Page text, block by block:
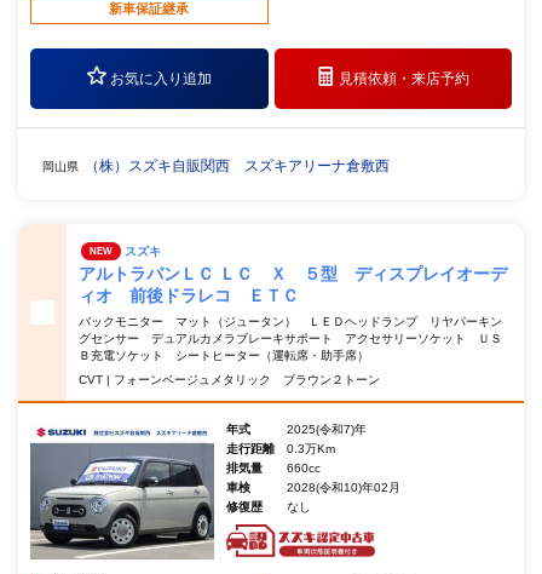
新車保証継承
お気に入り追加 見積依頼・来店予約
岡山県 （株）スズキ自販関西 スズキアリーナ倉敷西
NEW スズキ
アルトラパンＬＣ ＬＣ Ｘ ５型 ディスプレイオーデ
ィオ 前後ドラレコ ＥＴＣ
バックモニター マット（ジュータン） ＬＥＤヘッドランプ リヤパーキン
グセンサー デュアルカメラブレーキサポート アクセサリーソケット ＵＳ
Ｂ充電ソケット シートヒーター（運転席・助手席）
CVT | フォーンベージュメタリック ブラウン２トーン
年式
2025(令和7)年
走行距離
0.3万Km
排気量
660cc
車検
2028(令和10)年02月
修復歴
なし